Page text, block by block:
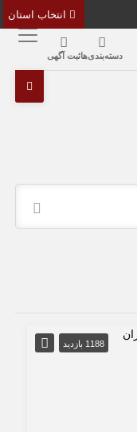
دسته‌بندی‌هاثبت آگهی
1188 بازدید